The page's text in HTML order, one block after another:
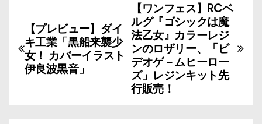
稿
ナ
【ワンフェス】RCベ
ルグ『ゴシックは魔
法乙女』カラーレジ
ンのロザリー、「ビ
デオゲ－ムヒーロー
ズ」レジンキット先
行販売！
【プレビュー】ダイ
キ工業「黒船来襲少
女！ カバーイラスト
伊良波黒音」